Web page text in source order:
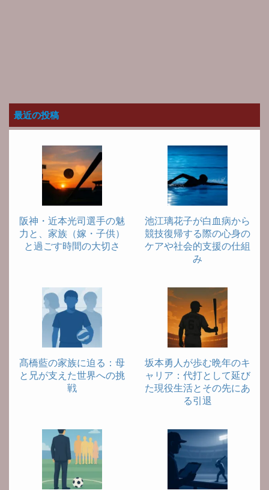
最近の投稿
阪神・近本光司選手の魅
力と、家族（嫁・子供）
と過ごす時間の大切さ
池江璃花子が白血病から
競技復帰する際の心身の
ケアや社会的支援の仕組
み
髙橋藍の家族に迫る：母
と兄が支えた世界への挑
戦
坂本勇人が歩む晩年のキ
ャリア：代打として延び
た現役生活とその先にあ
る引退